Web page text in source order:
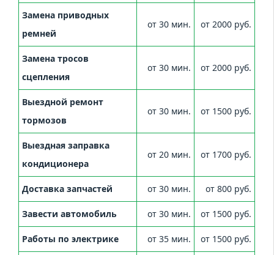
Замена приводных
ремней
от 30 мин. от 2000 руб.
Замена тросов
сцепления
от 30 мин. от 2000 руб.
Выездной ремонт
тормозов
от 30 мин. от 1500 руб.
Выездная заправка
кондиционера
от 20 мин. от 1700 руб.
Доставка запчастей от 30 мин. от 800 руб.
Завести автомобиль от 30 мин. от 1500 руб.
Работы по электрике от 35 мин. от 1500 руб.